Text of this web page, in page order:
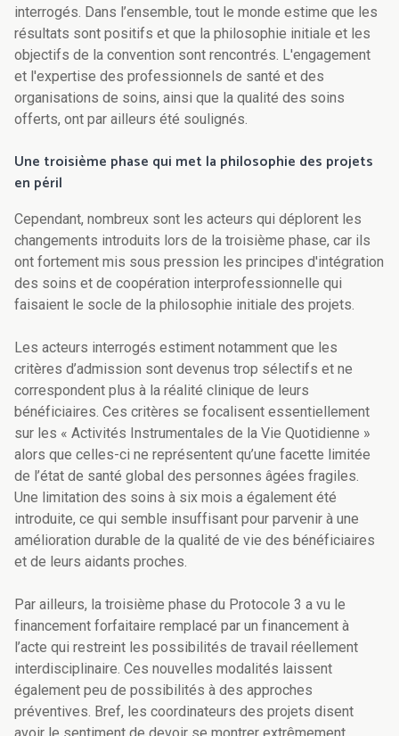
interrogés. Dans l’ensemble, tout le monde estime que les
résultats sont positifs et que la philosophie initiale et les
objectifs de la convention sont rencontrés. L'engagement
et l'expertise des professionnels de santé et des
organisations de soins, ainsi que la qualité des soins
offerts, ont par ailleurs été soulignés.
Une troisième phase qui met la philosophie des projets
en péril
Cependant, nombreux sont les acteurs qui déplorent les
changements introduits lors de la troisième phase, car ils
ont fortement mis sous pression les principes d'intégration
des soins et de coopération interprofessionnelle qui
faisaient le socle de la philosophie initiale des projets.
Les acteurs interrogés estiment notamment que les
critères d’admission sont devenus trop sélectifs et ne
correspondent plus à la réalité clinique de leurs
bénéficiaires. Ces critères se focalisent essentiellement
sur les « Activités Instrumentales de la Vie Quotidienne »
alors que celles-ci ne représentent qu’une facette limitée
de l’état de santé global des personnes âgées fragiles.
Une limitation des soins à six mois a également été
introduite, ce qui semble insuffisant pour parvenir à une
amélioration durable de la qualité de vie des bénéficiaires
et de leurs aidants proches.
Par ailleurs, la troisième phase du Protocole 3 a vu le
financement forfaitaire remplacé par un financement à
l’acte qui restreint les possibilités de travail réellement
interdisciplinaire. Ces nouvelles modalités laissent
également peu de possibilités à des approches
préventives. Bref, les coordinateurs des projets disent